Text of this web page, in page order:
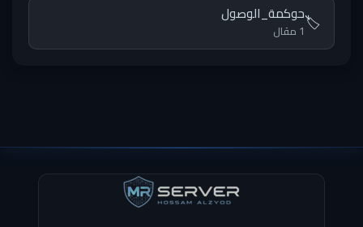
🏷️حوكمة_الوصول
1 مقال